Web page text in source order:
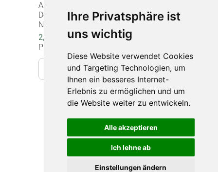
Ihre Privatsphäre ist
uns wichtig
Diese Website verwendet Cookies
und Targeting Technologien, um
Ihnen ein besseres Internet-
Erlebnis zu ermöglichen und um
die Website weiter zu entwickeln.
Alle akzeptieren
Ich lehne ab
Einstellungen ändern
Artikel-Nr. 20992
Doppelkarte mit Briefumschlag,
Normalformat (12 x 17 cm)
2,20 €
Preise inkl. gesetzlicher MwSt.
In den Warenkorb
Datenschutz
Barrierefreiheit
Widerruf